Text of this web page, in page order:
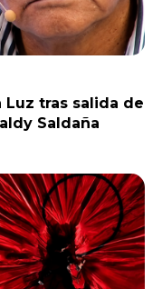
Luz tras salida de
Saldaña